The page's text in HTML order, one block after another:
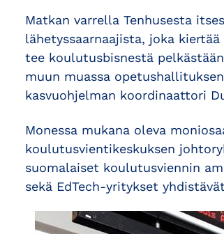
Matkan varrella Tenhusesta
lähetyssaarnaajista, joka
tee koulutusbisnestä
muun muassa
kasvuohjelman koordinaattori
Monessa mukana oleva
koulutusvientikeskuksen
suomalaiset koulutusviennin
sekä EdTech-yritykset